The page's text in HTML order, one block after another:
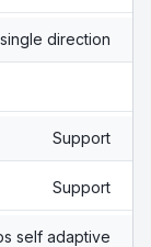
direction
Support
Support
self adaptive